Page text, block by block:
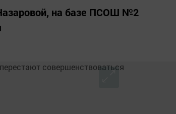
на базе ПСОШ №2